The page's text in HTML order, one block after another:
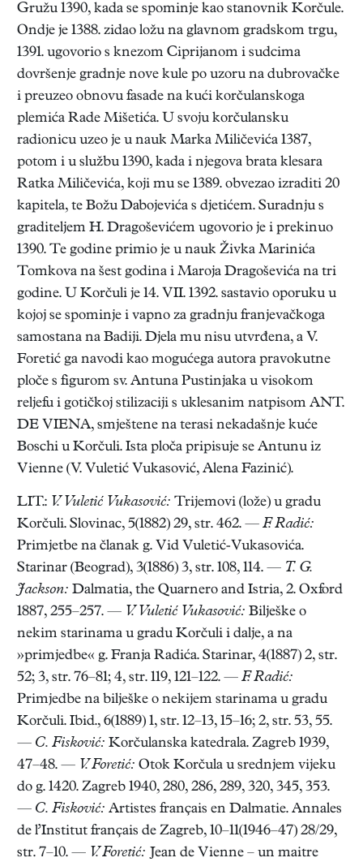
Gružu 1390, kada se spominje kao stanovnik Korčule.
Ondje je 1388. zidao ložu na glavnom gradskom trgu,
1391. ugovorio s knezom Ciprijanom i sudcima
dovršenje gradnje nove kule po uzoru na dubrovačke
i preuzeo obnovu fasade na kući korčulanskoga
plemića Rade Mišetića. U svoju korčulansku
radionicu uzeo je u nauk Marka Miličevića 1387,
potom i u službu 1390, kada i njegova brata klesara
Ratka Miličevića, koji mu se 1389. obvezao izraditi 20
kapitela, te Božu Dabojevića s djetićem. Suradnju s
graditeljem H. Dragoševićem ugovorio je i prekinuo
1390. Te godine primio je u nauk Živka Marinića
Tomkova na šest godina i Maroja Dragoševića na tri
godine. U Korčuli je 14. VII. 1392. sastavio oporuku u
kojoj se spominje i vapno za gradnju franjevačkoga
samostana na Badiji. Djela mu nisu utvrđena, a V.
Foretić ga navodi kao mogućega autora pravokutne
ploče s figurom sv. Antuna Pustinjaka u visokom
reljefu i gotičkoj stilizaciji s uklesanim natpisom ANT.
DE VIENA, smještene na terasi nekadašnje kuće
Boschi u Korčuli. Ista ploča pripisuje se Antunu iz
Vienne (V. Vuletić Vukasović, Alena Fazinić).
LIT.: V. Vuletić Vukasović: Trijemovi (lože) u gradu
Korčuli. Slovinac, 5(1882) 29, str. 462. — F. Radić:
Primjetbe na članak g. Vid Vuletić-Vukasovića.
Starinar (Beograd), 3(1886) 3, str. 108, 114. — T. G.
Jackson: Dalmatia, the Quarnero and Istria, 2. Oxford
1887, 255–257. — V. Vuletić Vukasović: Bilješke o
nekim starinama u gradu Korčuli i dalje, a na
»primjedbe« g. Franja Radića. Starinar, 4(1887) 2, str.
52; 3, str. 76–81; 4, str. 119, 121–122. — F. Radić:
Primjedbe na bilješke o nekijem starinama u gradu
Korčuli. Ibid., 6(1889) 1, str. 12–13, 15–16; 2, str. 53, 55.
— C. Fisković: Korčulanska katedrala. Zagreb 1939,
47–48. — V. Foretić: Otok Korčula u srednjem vijeku
do g. 1420. Zagreb 1940, 280, 286, 289, 320, 345, 353.
— C. Fisković: Artistes français en Dalmatie. Annales
de l’Institut français de Zagreb, 10–11(1946–47) 28/29,
str. 7–10. — V. Foretić: Jean de Vienne – un maitre